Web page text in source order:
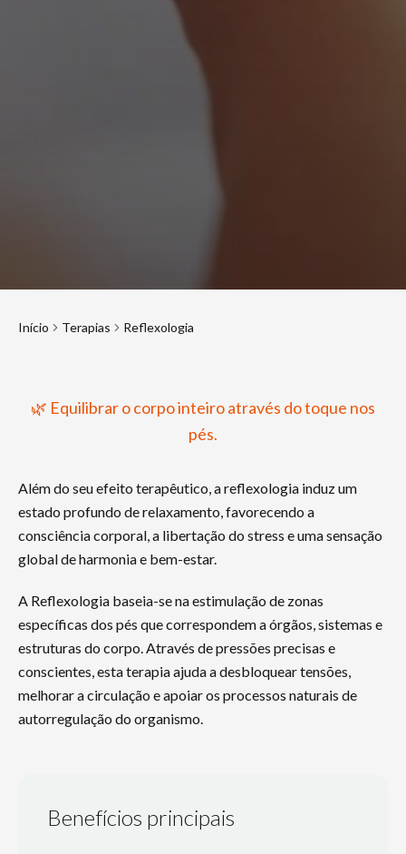
Início Terapias Reflexologia
🌿 Equilibrar o corpo inteiro através do toque nos
pés.
Além do seu efeito terapêutico, a reflexologia induz um
estado profundo de relaxamento, favorecendo a
consciência corporal, a libertação do stress e uma sensação
global de harmonia e bem-estar.
A Reflexologia baseia-se na estimulação de zonas
específicas dos pés que correspondem a órgãos, sistemas e
estruturas do corpo. Através de pressões precisas e
conscientes, esta terapia ajuda a desbloquear tensões,
melhorar a circulação e apoiar os processos naturais de
autorregulação do organismo.
Benefícios principais